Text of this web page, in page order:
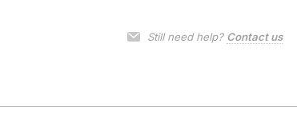
Still need help? Contact us